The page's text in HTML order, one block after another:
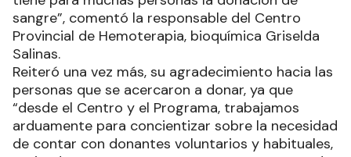
sangre”, comentó la responsable del Centro
Provincial de Hemoterapia, bioquímica Griselda
Salinas.
Reiteró una vez más, su agradecimiento hacia las
personas que se acercaron a donar, ya que
“desde el Centro y el Programa, trabajamos
arduamente para concientizar sobre la necesidad
de contar con donantes voluntarios y habituales,